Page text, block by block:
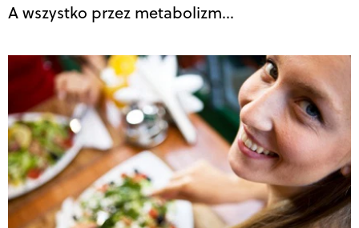
A wszystko przez metabolizm…